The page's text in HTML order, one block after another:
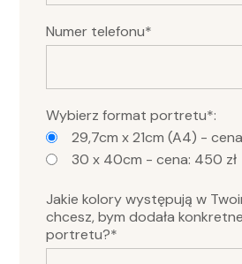
Numer telefonu*
Wybierz format portretu*:
29,7cm x 21cm (A4) -
30 x 40cm - cena: 450 zł
Jakie kolory występują w
chcesz, bym dodała
portretu?*